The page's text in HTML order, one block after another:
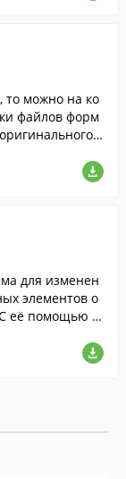
то можно на ко
файлов форм
к
для изменен
элементов о
её помощью м
многое друго